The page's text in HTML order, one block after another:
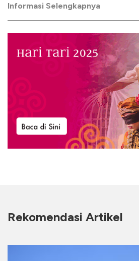
Informasi Selengkapnya
Rekomendasi Artikel